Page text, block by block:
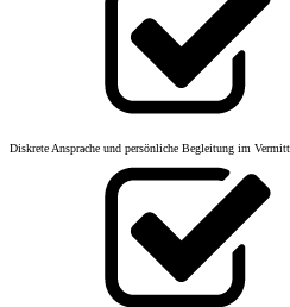
Diskrete Ansprache und persönliche Begleitung im